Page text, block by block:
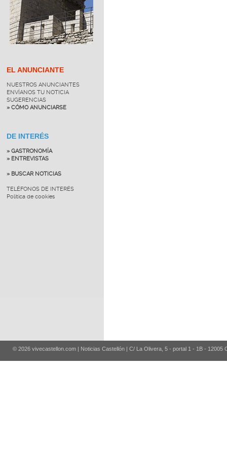
EL ANUNCIANTE
NUESTROS ANUNCIANTES
ENVÍANOS TU NOTICIA
SUGERENCIAS
» CÓMO ANUNCIARSE
DE INTERÉS
» GASTRONOMÍA
» ENTREVISTAS
» BUSCAR NOTICIAS
TELÉFONOS DE INTERÉS
Política de cookies
© 2026 vivecastellon.com | Noticias Castellón | C/ La Olivera, 5 - portal 1 - 1B - 12005